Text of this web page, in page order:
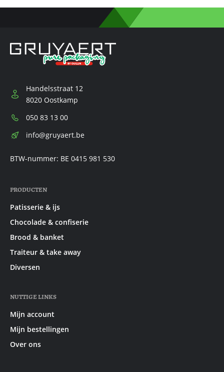
Handelsstraat 12
8020 Oostkamp
Telefoon:
050 83 13 00
E-
info@gruyaert.be
BTW-nummer: BE 0415 981 530
PRODUCTEN
Patisserie & ijs
Chocolade & confiserie
Brood & banket
Traiteur & take away
Diversen
NUTTIGE LINKS
Mijn account
Mijn bestellingen
Over ons